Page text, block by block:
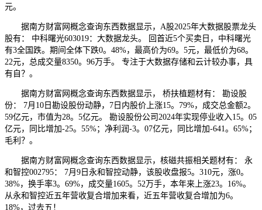
元。
据南方财富网概念查询东西数据显示，A股2025年大数据股票龙头
股有： 中科曙光603019：大数据龙头。 回首近5个买卖日，中科曙光
有3全国跌。期间全体下跌0。48%，最高价为69。5元，最低价为68。
22元，总成交量8350。96万手。 专注于大数据存储和云计较办事，具
有自？。
据南方财富网概念查询东西数据显示， 桥扶植题材有： 勘设股
份： 7月10日勘设股份动静，7日内股价上涨15。79%，成交总金额2。
59亿元，市值为28。5亿元。 勘设股份公司2024年实现停业收入15。05
亿元，同比增加-25。55%；净利润-3。07亿元，同比增加-641。65%；
毛利？。
据南方财富网概念查询东西数据显示，核磁共振相关题材有： 永
和智控002795： 7月9日永和智控动静，该股收盘报5。310元，涨0。
38%，换手率3。69%，成交量1605。52万手，本年来上涨23。16%。
从永和智控近五年营收复合增加来看，近五年营收复合增加为6。
18%，过去五！